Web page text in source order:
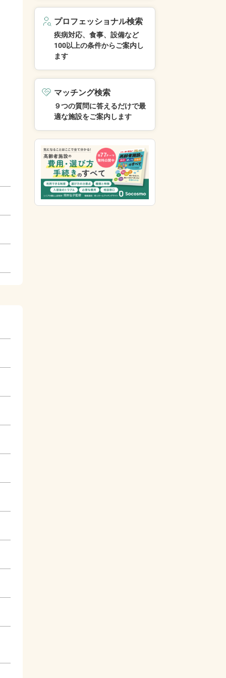
プロフェッショナル検索
疾病対応、食事、設備など
100以上の条件からご案内し
ます
マッチング検索
９つの質問に答えるだけで最
適な施設をご案内します